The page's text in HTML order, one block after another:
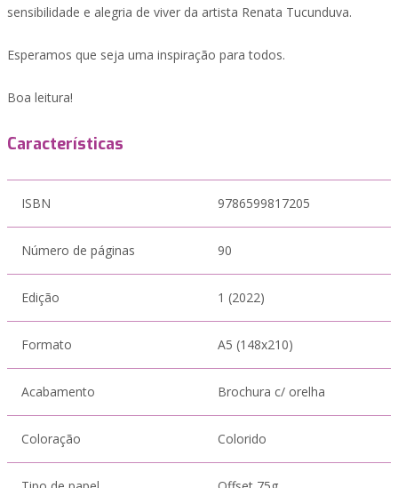
sensibilidade e alegria de viver da artista Renata Tucunduva.
Esperamos que seja uma inspiração para todos.
Boa leitura!
Características
ISBN 9786599817205
Número de páginas 90
Edição 1 (2022)
Formato A5 (148x210)
Acabamento Brochura c/ orelha
Coloração Colorido